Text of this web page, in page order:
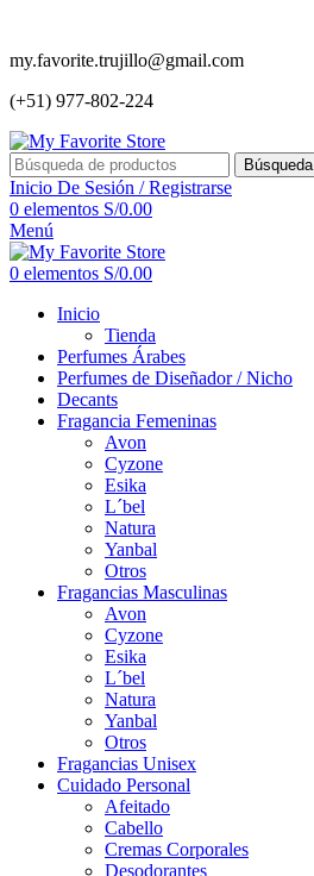
my.favorite.trujillo@gmail.com
(+51) 977-802-224
Búsqueda
Inicio De Sesión / Registrarse
0 elementos S/0.00
Menú
0 elementos S/0.00
Inicio
Tienda
Perfumes Árabes
Perfumes de Diseñador / Nicho
Decants
Fragancia Femeninas
Avon
Cyzone
Esika
L´bel
Natura
Yanbal
Otros
Fragancias Masculinas
Avon
Cyzone
Esika
L´bel
Natura
Yanbal
Otros
Fragancias Unisex
Cuidado Personal
Afeitado
Cabello
Cremas Corporales
Desodorantes